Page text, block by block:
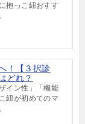
抱っこ紐おすす
！【３択診
どれ？
イン性」「機能
紐が初めてのマ